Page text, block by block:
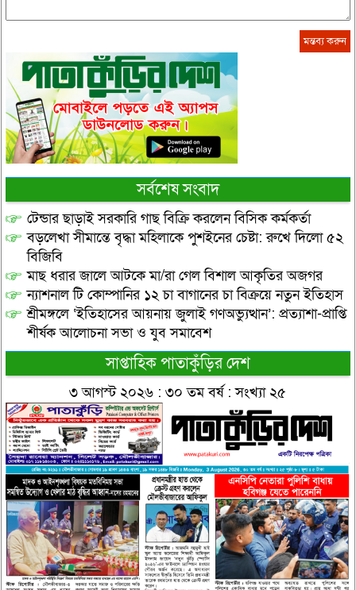
সর্বশেষ সংবাদ
টেন্ডার ছাড়াই সরকারি গাছ বিক্রি করলেন বিসিক কর্মকর্তা
বড়লেখা সীমান্তে বৃদ্ধা মহিলাকে পুশইনের চেষ্টা: রুখে দিলো ৫২
বিজিবি
মাছ ধরার জালে আটকে মা/রা গেল বিশাল আকৃতির অজগর
ন্যাশনাল টি কোম্পানির ১২ চা বাগানের চা বিক্রয়ে নতুন ইতিহাস
শ্রীমঙ্গলে ‘ইতিহাসের আয়নায় জুলাই গণঅভ্যুত্থান’: প্রত্যাশা-প্রাপ্তি
শীর্ষক আলোচনা সভা ও যুব সমাবেশ
সাপ্তাহিক পাতাকুঁড়ির দেশ
৩ আগস্ট ২০২৬ : ৩০ তম বর্ষ : সংখ্যা ২৫